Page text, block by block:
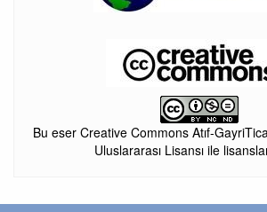
Bu eser Creative Commons Atıf-
Uluslararası Lisansı ile